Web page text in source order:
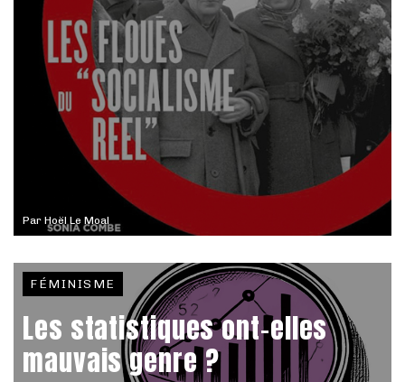
Par Hoël Le Moal
FÉMINISME
Les statistiques ont-elles
mauvais genre ?